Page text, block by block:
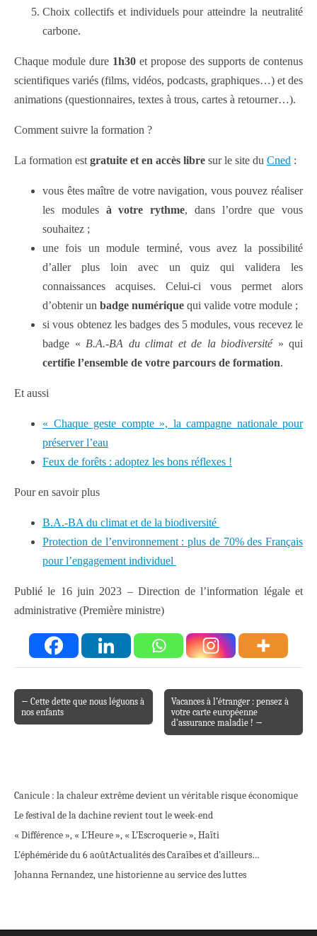
Choix collectifs et individuels pour atteindre la neutralité
carbone.
Chaque module dure 1h30 et propose des supports de contenus
scientifiques variés (films, vidéos, podcasts, graphiques…) et des
animations (questionnaires, textes à trous, cartes à retourner…).
Comment suivre la formation ?
La formation estgratuite et en accès libre sur le site du Cned :
vous êtes maître de votre navigation, vous pouvez réaliser
les modules à votre rythme, dans l’ordre que vous
souhaitez ;
une fois un module terminé, vous avez la possibilité
d’aller plus loin avec un quiz qui validera les
connaissances acquises. Celui-ci vous permet alors
d’obtenir un badge numérique qui valide votre module ;
si vous obtenez les badges des 5 modules, vous recevez le
badge « B.A.-BA du climat et de la biodiversité » qui
certifie l’ensemble de votre parcours de formation.
Et aussi
« Chaque geste compte », la campagne nationale pour
préserver l’eau
Feux de forêts : adoptez les bons réflexes !
Pour en savoir plus
B.A.-BA du climat et de la biodiversité
Protection de l’environnement : plus de 70% des Français
pour l’engagement individuel
Publié le 16 juin 2023 – Direction de l’information légale et
administrative (Première ministre)
Post navigation
← Cette dette que nous léguons à
nos enfants
Vacances à l’étranger : pensez à
votre carte européenne
d’assurance maladie ! →
Canicule : la chaleur extrême devient un véritable risque économique
Le festival de la dachine revient tout le week-end
« Différence », « L’Heure », « L’Escroquerie », Haïti
L’éphéméride du 6 aoûtActualités des Caraïbes et d’ailleurs…
Johanna Fernandez, une historienne au service des luttes